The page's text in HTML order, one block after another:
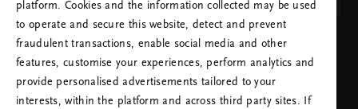
SALVA LE IMPOSTAZIONI
platform. Cookies and the information collected may be used
to operate and secure this website, detect and prevent
fraudulent transactions, enable social media and other
features, customise your experiences, perform analytics and
provide personalised advertisements tailored to your
interests, within the platform and across third party sites. If